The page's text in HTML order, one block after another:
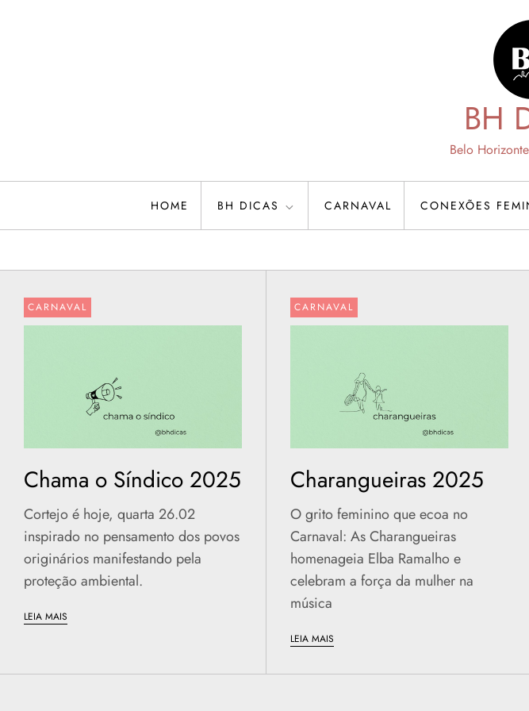
BH
Belo
HOME BH DICAS CARNAVAL CONEXÕES
CARNAVAL
Chama o Síndico 2025
Cortejo é hoje, quarta 26.02
inspirado no pensamento dos povos
originários manifestando pela
proteção ambiental.
LEIA MAIS
CARNAVAL
Charangueiras 2025
O grito feminino que ecoa no
Carnaval: As Charangueiras
homenageia Elba Ramalho e
celebram a força da mulher na
música
LEIA MAIS